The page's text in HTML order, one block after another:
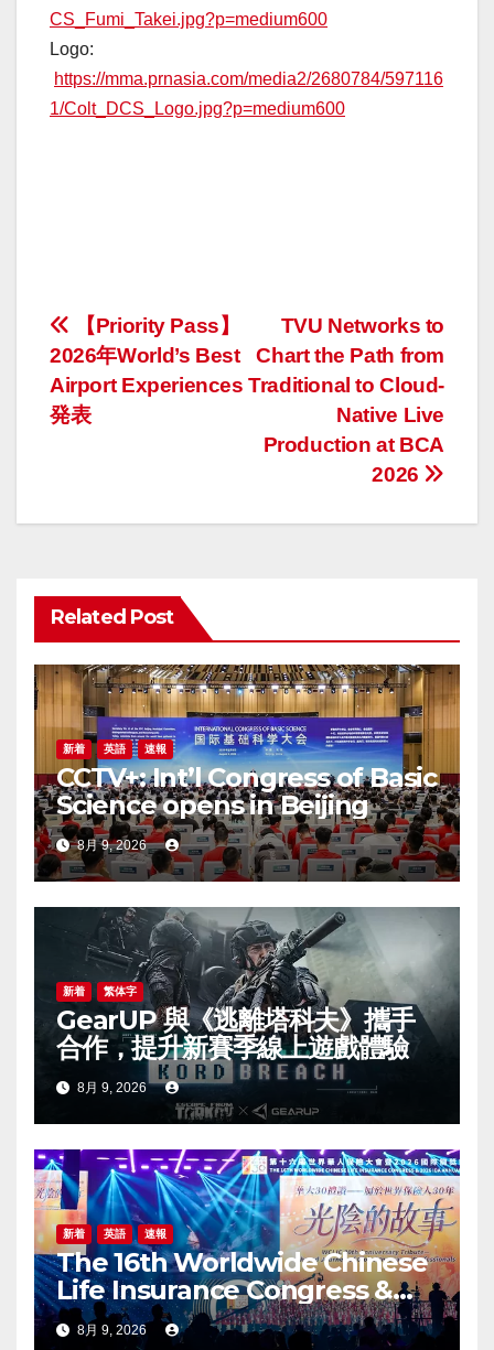
CS_Fumi_Takei.jpg?p=medium600
Logo:
https://mma.prnasia.com/media2/2680784/597116
1/Colt_DCS_Logo.jpg?p=medium600
投
稿
ナ
ゲ
シ
ョ
ン
TVU Networks to
Chart the Path from
Traditional to Cloud-
Native Live
Production at BCA
2026
【Priority Pass】
2026年World’s Best
Airport Experiences
発表
Related Post
新着 英語 速報
CCTV+: Int’l Congress of Basic
Science opens in Beijing
8月 9, 2026
新着 繁体字
GearUP 與《逃離塔科夫》攜手
合作，提升新賽季線上遊戲體驗
8月 9, 2026
新着 英語 速報
The 16th Worldwide Chinese
Life Insurance Congress &
2026 International Dragon
8月 9, 2026